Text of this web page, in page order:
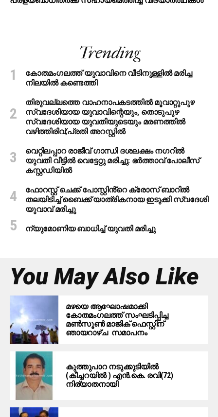
Trending
കോതമംഗലത്ത് യുവാവിനെ വീടിനുള്ളിൽ മരിച്ച
നിലയിൽ കണ്ടെത്തി
തിരുവല്ലത്തെ വാഹനാപകടത്തില്‍ മൂവാറ്റുപുഴ
സ്വദേശിയായ യുവാവിന്റെയും, തൊടുപുഴ
സ്വദേശിയായ യുവതിയുടെയും മരണത്തില്‍
വഴിത്തിരിവ്;പ്രതി അറസ്റ്റില്‍
വെറ്റിലപ്പാറ രാജീവ് ഗാന്ധി ദശലക്ഷം നഗറിൽ
യുവതി വീട്ടിൽ വെട്ടേറ്റു മരിച്ചു: ഭർത്താവ് പോലീസ്
കസ്റ്റഡിയിൽ
ഫോറസ്റ്റ് ചെക്ക് പോസ്റ്റിൻ്റെ ക്രോസ് ബാറില്‍
തലയിടിച്ച് ബൈക്ക് യാത്രികനായ ഇടുക്കി സ്വദേശി
യുവാവ് മരിച്ചു
ന്യുമോണിയ ബാധിച്ച് യുവതി മരിച്ചു
You May Also Like
മഴയെ ആഘോഷമാക്കി
കോതമംഗലത്ത് സംഘടിപ്പിച്ച
മൺസൂൺ മാജിക് ഫെസ്റ്റിന്
ഞായറാഴ്ച സമാപനം
കുത്തുപാറ നടുക്കുടിയിൽ
(കീച്ചറയിൽ ) എൻ.കെ. രവി(72)
നിര്യാതനായി